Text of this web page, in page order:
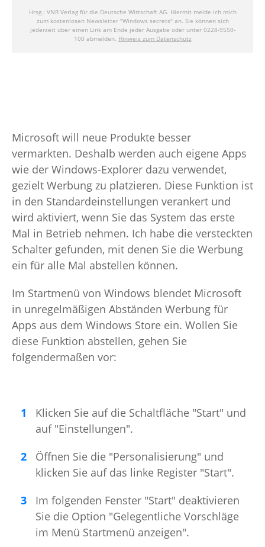
Microsoft will neue Produkte besser
vermarkten. Deshalb werden auch eigene Apps
wie der Windows-Explorer dazu verwendet,
gezielt Werbung zu platzieren. Diese Funktion ist
in den Standardeinstellungen verankert und
wird aktiviert, wenn Sie das System das erste
Mal in Betrieb nehmen. Ich habe die versteckten
Schalter gefunden, mit denen Sie die Werbung
ein für alle Mal abstellen können.
Im Startmenü von Windows blendet Microsoft
in unregelmäßigen Abständen Werbung für
Apps aus dem Windows Store ein. Wollen Sie
diese Funktion abstellen, gehen Sie
folgendermaßen vor:
Klicken Sie auf die Schaltfläche "Start" und
auf "Einstellungen".
Öffnen Sie die "Personalisierung" und
klicken Sie auf das linke Register "Start".
Im folgenden Fenster "Start" deaktivieren
Sie die Option "Gelegentliche Vorschläge
im Menü Startmenü anzeigen".